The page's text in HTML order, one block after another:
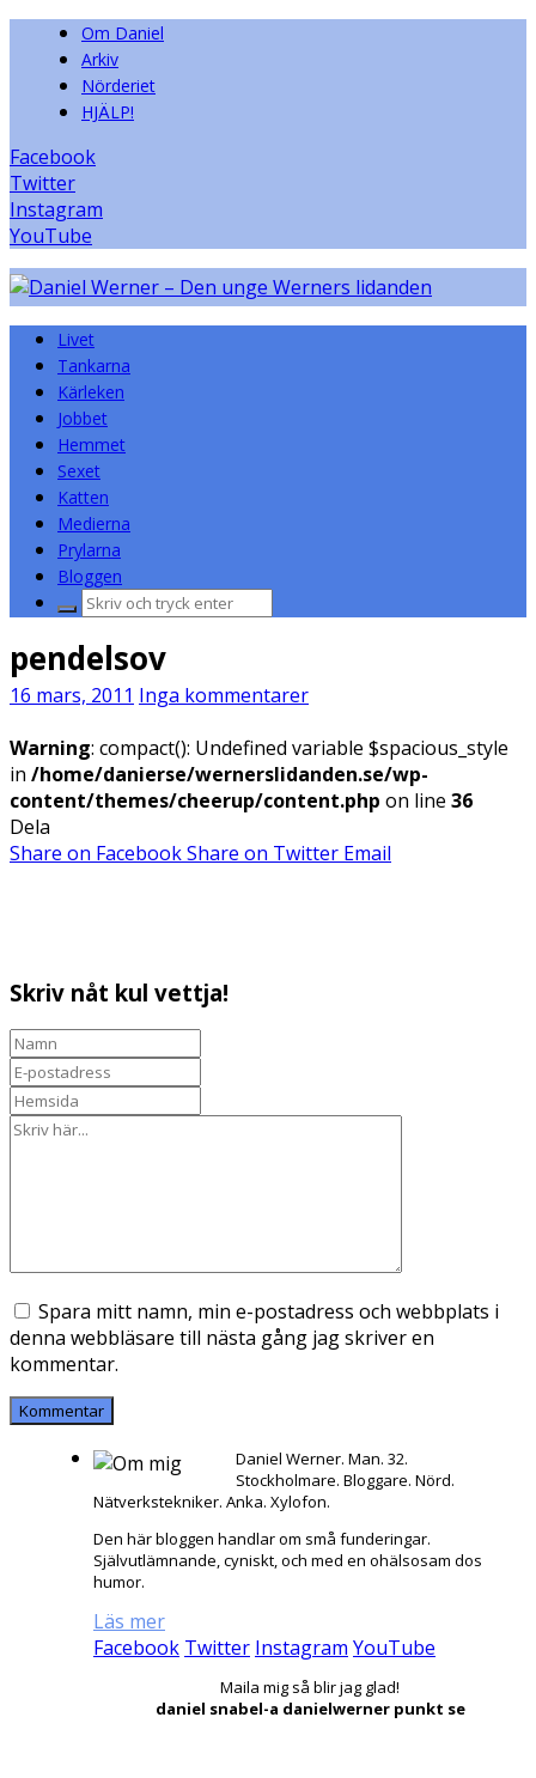
Om Daniel
Arkiv
Nörderiet
HJÄLP!
Facebook
Twitter
Instagram
YouTube
Livet
Tankarna
Kärleken
Jobbet
Hemmet
Sexet
Katten
Medierna
Prylarna
Bloggen
Sök
pendelsov
16 mars, 2011 Inga kommentarer
Warning: compact(): Undefined variable $spacious_style
in /home/danierse/wernerslidanden.se/wp-
content/themes/cheerup/content.php on line 36
Dela
Share on FacebookShare on Twitter Email
Skriv nåt kul vettja!
Spara mitt namn, min e-postadress och webbplats i
denna webbläsare till nästa gång jag skriver en
kommentar.
Daniel Werner. Man. 32.
Stockholmare. Bloggare. Nörd.
Nätverkstekniker. Anka. Xylofon.
Den här bloggen handlar om små funderingar.
Självutlämnande, cyniskt, och med en ohälsosam dos
humor.
Läs mer
Facebook Twitter Instagram YouTube
Maila mig så blir jag glad!
daniel snabel-a danielwerner punkt se